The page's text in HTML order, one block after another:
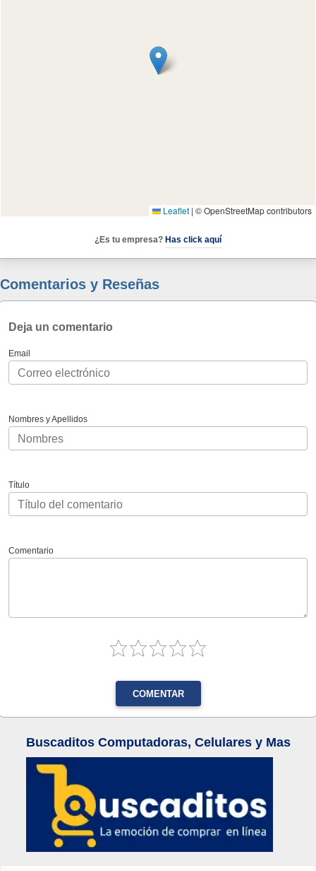
Leaflet | © OpenStreetMap contributors
¿Es tu empresa? Has click aquí
Comentarios y Reseñas
Deja un comentario
Email
Nombres y Apellidos
Título
Comentario
COMENTAR
Buscaditos Computadoras, Celulares y Mas